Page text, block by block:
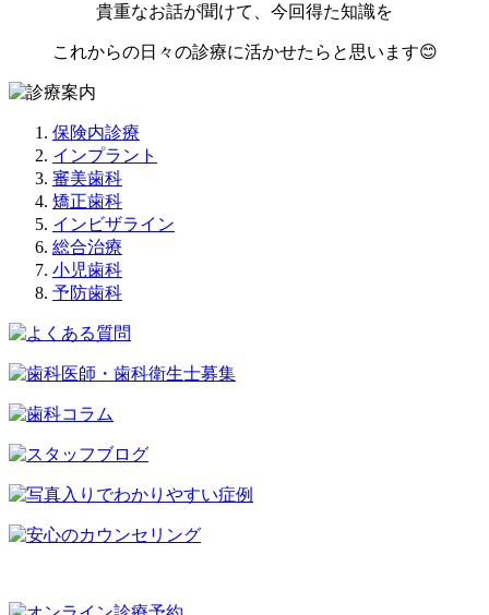
貴重なお話が聞けて、今回得た知識を
これからの日々の診療に活かせたらと思います😊
保険内診療
インプラント
審美歯科
矯正歯科
インビザライン
総合治療
小児歯科
予防歯科